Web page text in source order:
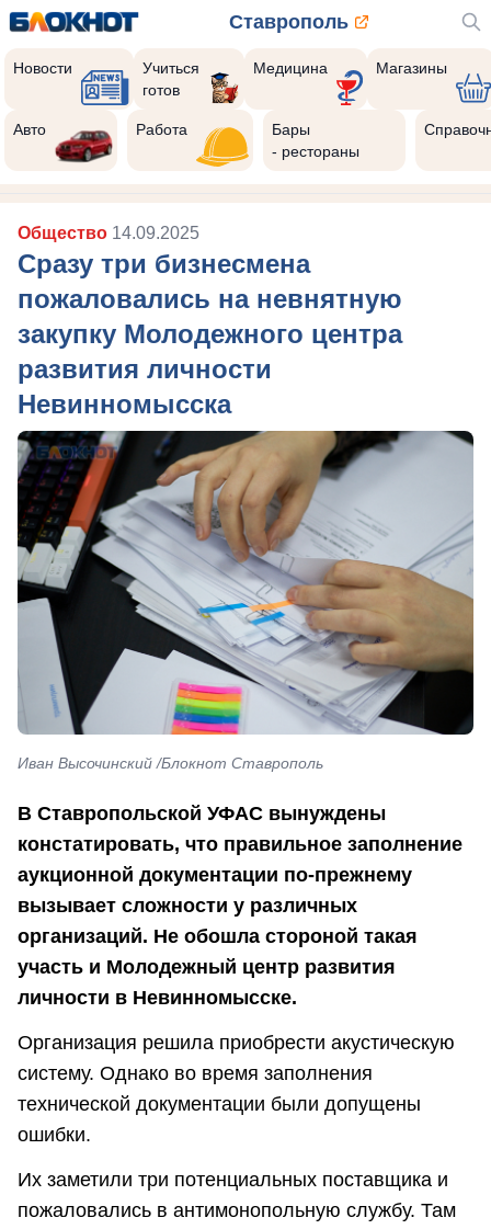
Ставрополь
Новости
Учиться
готов
Медицина Магазины
Авто Работа
Бары
- рестораны
Общество 14.09.2025
Сразу три бизнесмена
пожаловались на невнятную
закупку Молодежного центра
развития личности
Невинномысска
Иван Высочинский /Блокнот Ставрополь
В Ставропольской УФАС вынуждены
констатировать, что правильное заполнение
аукционной документации по-прежнему
вызывает сложности у различных
организаций. Не обошла стороной такая
участь и Молодежный центр развития
личности в Невинномысске.
Организация решила приобрести акустическую
систему. Однако во время заполнения
технической документации были допущены
ошибки.
Их заметили три потенциальных поставщика и
пожаловались в антимонопольную службу. Там